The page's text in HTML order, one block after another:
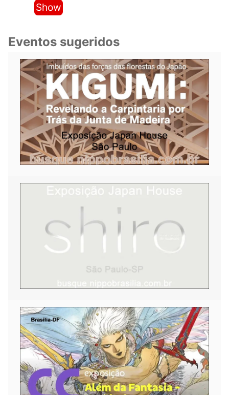
Show
Eventos sugeridos